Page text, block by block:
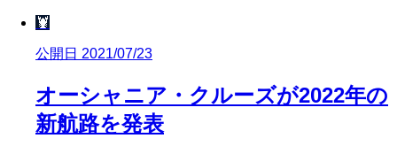
🦞
公開日 2021/07/23
オーシャニア・クルーズが2022年の
新航路を発表